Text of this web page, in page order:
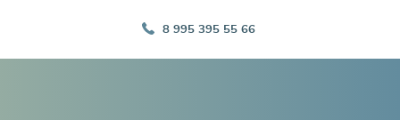
8 995 395 55 66